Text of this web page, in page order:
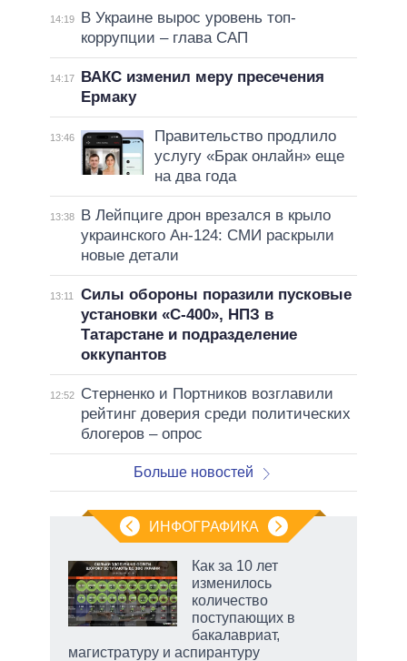
14:19
В Украине вырос уровень топ-
коррупции – глава САП
14:17
ВАКС изменил меру пресечения
Ермаку
13:46
Правительство продлило
услугу «Брак онлайн» еще
на два года
13:38
В Лейпциге дрон врезался в крыло
украинского Ан-124: СМИ раскрыли
новые детали
13:11
Силы обороны поразили пусковые
установки «С-400», НПЗ в
Татарстане и подразделение
оккупантов
12:52
Стерненко и Портников возглавили
рейтинг доверия среди политических
блогеров – опрос
Больше новостей
ИНФОГРАФИКА
Как за 10 лет
изменилось
количество
поступающих в
бакалавриат,
магистратуру и аспирантуру